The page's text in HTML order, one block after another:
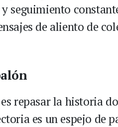
seguimiento
de aliento de
repasar la historia
es un espejo de